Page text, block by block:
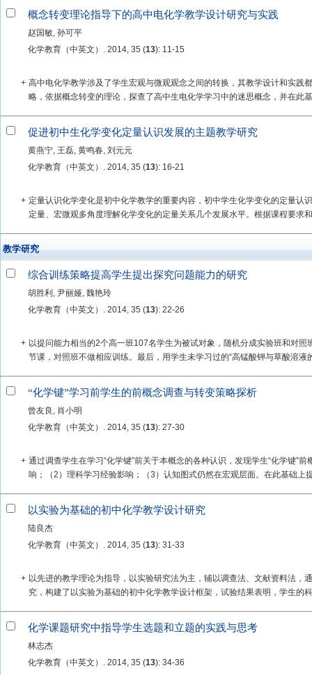
概念转变理论指导下的高中电化学教学设计研究与实践
赵国敏, 孙可平
化学教育（中英文）. 2014, 35 (13): 11-15
+ 高中电化学教学涉及了学生宏观与微观观念之间的转换，其教学设计和实践
略，依据概念转变的理论，探查了高中生电化学学习中的迷思概念，并在此
促进初中生化学变化定量认识发展的主题教学研究
黄燕宁, 王磊, 黄鸣春, 刘元元
化学教育（中英文）. 2014, 35 (13): 16-21
+ 定量认识化学变化是初中化学教学的重要内容，初中学生化学变化的定量认
定量、宏微观多角度理解化学变化的定量关系几个发展水平。根据课程要求
教学研究
综合训练策略提高学生提出探究问题能力的研究
胡胜利, 尹丽娅, 魏艳玲
化学教育（中英文）. 2014, 35 (13): 22-26
+ 以提问能力相当的2个高一班107名学生为被试对象，随机分成实验班和对
节课，对照班不做相应训练。最后，用学生未学习过的“高锰酸钾与草酸溶液
“化学键”学习前学生的前概念调查与转变策略探析
曾友良, 肖小明
化学教育（中英文）. 2014, 35 (13): 27-30
+ 通过调查学生在学习“化学键”前关于本概念的各种认识，发现学生“化学键”
响；（2）理科学习经验影响；（3）认知图式仍然在宏观层面。在此基础上
以实验为基础的初中化学教学设计研究
陆良杰
化学教育（中英文）. 2014, 35 (13): 31-33
+ 以先进的教学理论为指导，以实验研究法为主，辅以调查法、文献资料法，
究，构建了以实验为基础的初中化学教学设计框架，试验结果表明，学生的
化学课题研究中指导学生选题和立题的实践与思考
林志杰
化学教育（中英文）. 2014, 35 (13): 34-36